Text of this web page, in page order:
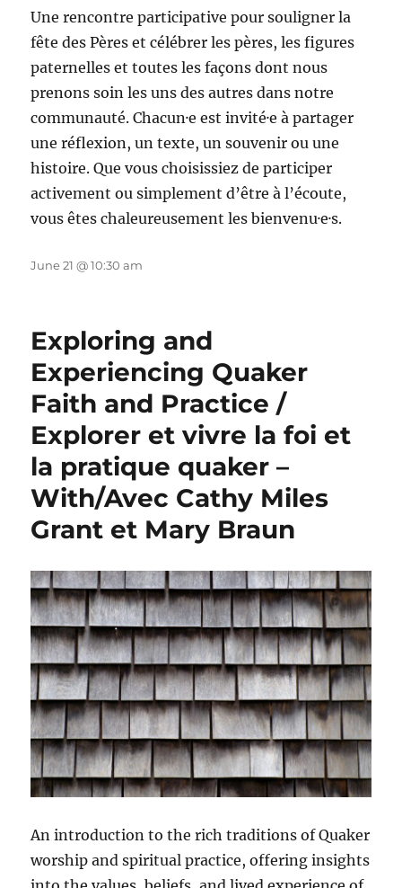
Une rencontre participative pour souligner la
fête des Pères et célébrer les pères, les figures
paternelles et toutes les façons dont nous
prenons soin les uns des autres dans notre
communauté. Chacun·e est invité·e à partager
une réflexion, un texte, un souvenir ou une
histoire. Que vous choisissiez de participer
activement ou simplement d’être à l’écoute,
vous êtes chaleureusement les bienvenu·e·s.
June 21 @ 10:30 am
Exploring and
Experiencing Quaker
Faith and Practice /
Explorer et vivre la foi et
la pratique quaker –
With/Avec Cathy Miles
Grant et Mary Braun
An introduction to the rich traditions of Quaker
worship and spiritual practice, offering insights